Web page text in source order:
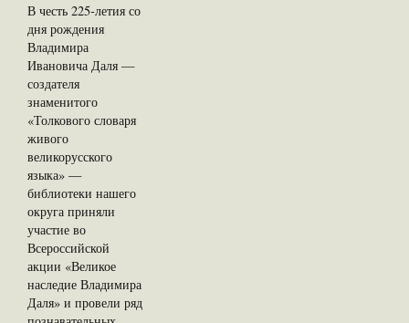
В честь 225‑летия со
дня рождения
Владимира
Ивановича Даля —
создателя
знаменитого
«Толкового словаря
живого
великорусского
языка» —
библиотеки нашего
округа приняли
участие во
Всероссийской
акции «Великое
наследие Владимира
Даля» и провели ряд